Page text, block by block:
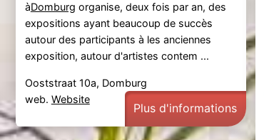
àDomburg organise, deux fois par an, des
expositions ayant beaucoup de succès
autour des participants à les anciennes
exposition, autour d'artistes contem ...
Ooststraat 10a, Domburg
web. Website
Plus d'informations